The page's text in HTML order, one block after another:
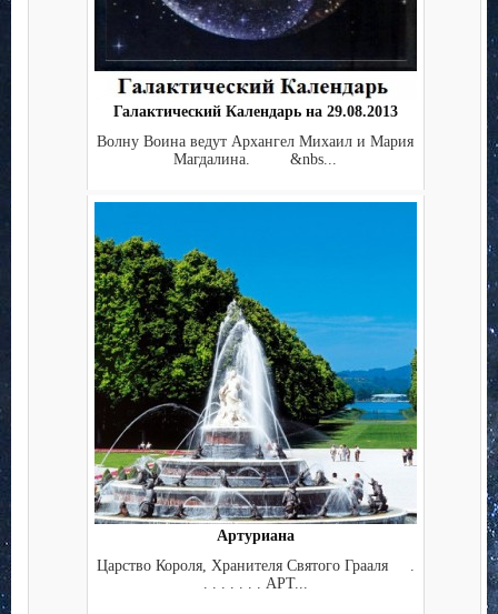
Галактический Календарь на 29.08.2013
Волну Воина ведут Архангел Михаил и Мария
Магдалина. &nbs...
Артуриана
Царство Короля, Хранителя Святого Грааля .
. . . . . . . АРТ...